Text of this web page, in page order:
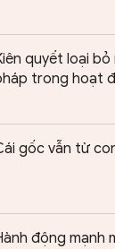
quyết loại bỏ
trong hoạt
gốc vẫn từ
động mạnh